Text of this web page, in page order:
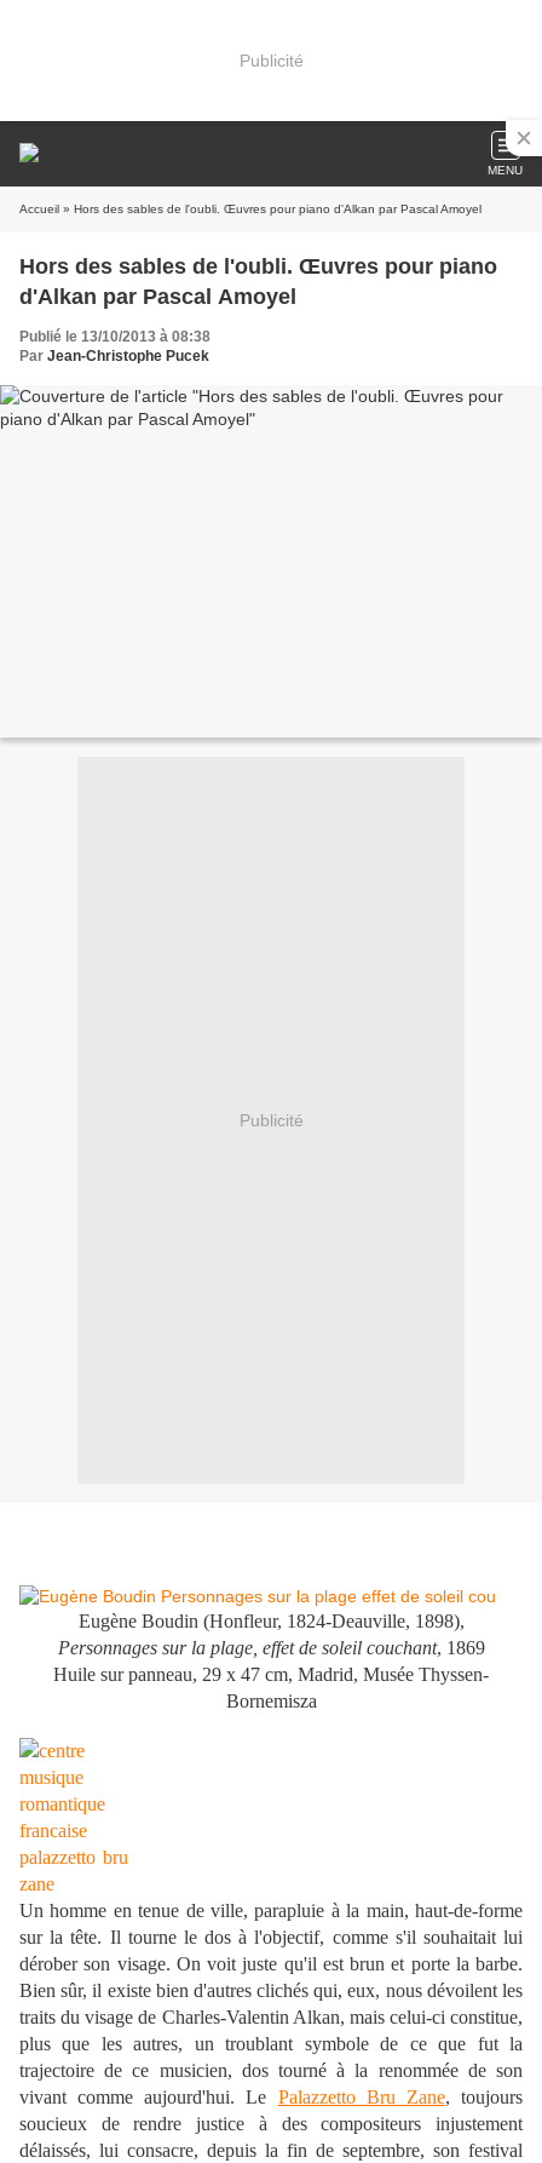
Publicité
MENU
Accueil » Hors des sables de l'oubli. Œuvres pour piano d'Alkan par Pascal Amoyel
Hors des sables de l'oubli. Œuvres pour piano
d'Alkan par Pascal Amoyel
Publié le 13/10/2013 à 08:38
Par Jean-Christophe Pucek
Publicité
Eugène Boudin (Honfleur, 1824-Deauville, 1898),
Personnages sur la plage, effet de soleil couchant, 1869
Huile sur panneau, 29 x 47 cm, Madrid, Musée Thyssen-
Bornemisza
Un homme en tenue de ville, parapluie à la main, haut-de-forme
sur la tête. Il tourne le dos à l'objectif, comme s'il souhaitait lui
dérober son visage. On voit juste qu'il est brun et porte la barbe.
Bien sûr, il existe bien d'autres clichés qui, eux, nous dévoilent les
traits du visage de Charles-Valentin Alkan, mais celui-ci constitue,
plus que les autres, un troublant symbole de ce que fut la
trajectoire de ce musicien, dos tourné à la renommée de son
vivant comme aujourd'hui. Le Palazzetto Bru Zane, toujours
soucieux de rendre justice à des compositeurs injustement
délaissés, lui consacre, depuis la fin de septembre, son festival